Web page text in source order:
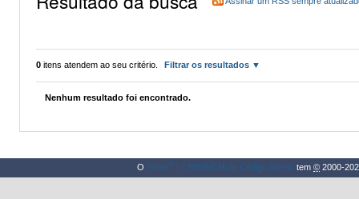
0itens atendem ao seu critério. Filtrar os resultados
Nenhum resultado foi encontrado.
O Plone ® - CMS/WCM de Código Aberto tem © 2000-